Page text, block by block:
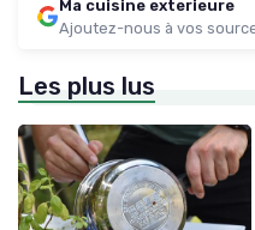
Ma cuisine exterieure
Ajoutez-nous à vos
Les plus lus